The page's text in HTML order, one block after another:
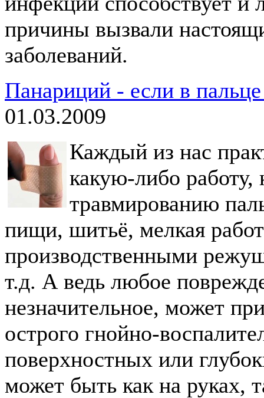
причины вызвали
заболеваний.
Панариций - если в
01.03.2009
Каждый из нас
какую-либо работу,
травмированию
пищи, шитьё, мелкая
производственными
т.д. А ведь любое
незначительное, может
острого гнойно-
поверхностных или
может быть как на руках,